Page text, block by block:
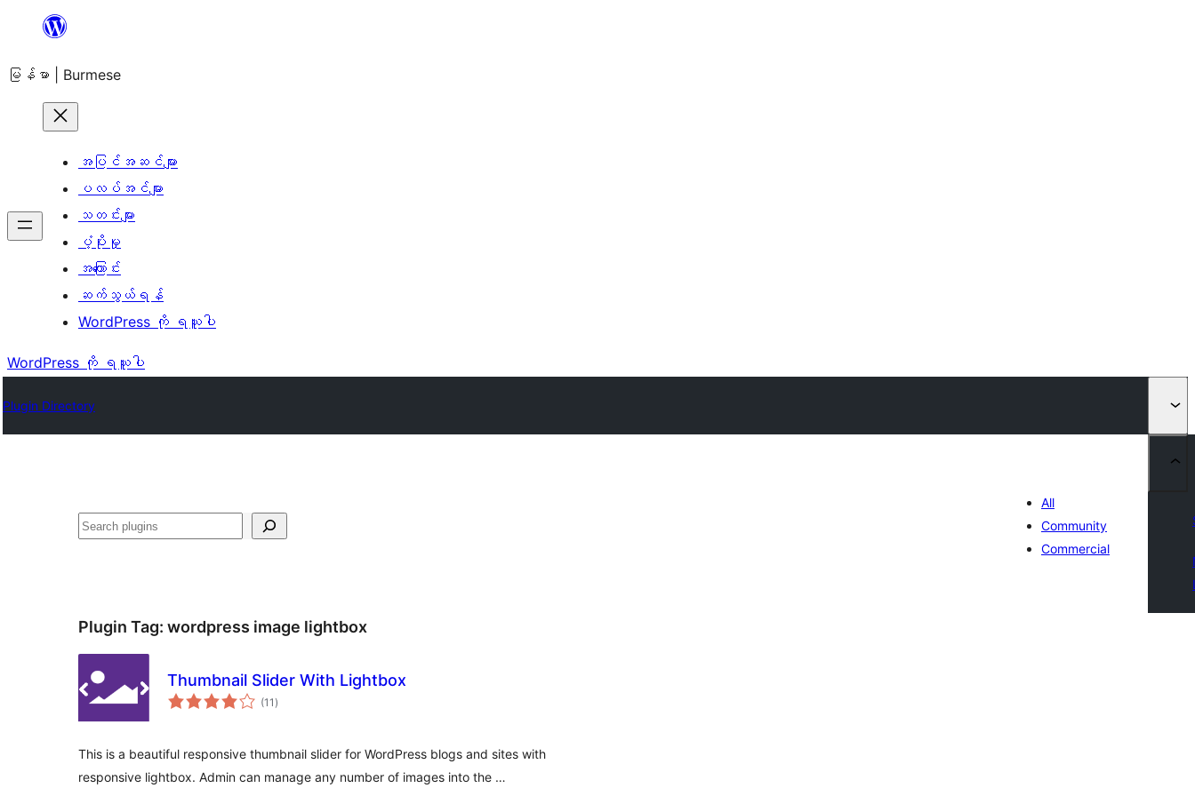
အကြောင်းအရာ
ကျော်သွား
မြန်မာ | Burmese
အပြင်အဆင်များ
ပလပ်အင်များ
သတင်းများ
ပံ့ပိုးမှု
အကြောင်း
ဆက်သွယ်ရန်
WordPress ကို ရယူပါ
WordPress ကို ရယူပါ
Plugin Directory
ရှာ
All
Community
Commercial
Plugin Tag: wordpress image lightbox
Thumbnail Slider With Lightbox
(11 total
ratings
)
This is a beautiful responsive thumbnail slider for WordPress blogs and sites with
responsive lightbox. Admin can manage any number of images into the …